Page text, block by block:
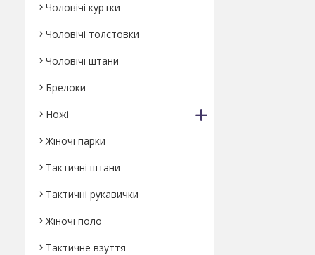
Чоловічі куртки
Чоловічі толстовки
Чоловічі штани
Брелоки
Ножі
Жіночі парки
Тактичні штани
Тактичні рукавички
Жіночі поло
Тактичне взуття